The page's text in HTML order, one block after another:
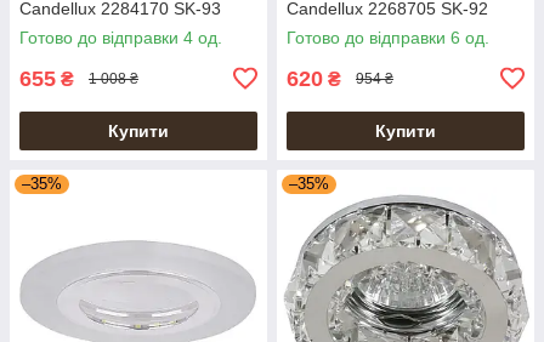
Candellux 2284170 SK-93
Готово до відправки 4 од.
655 ₴ 1 008 ₴
Купити
Candellux 2268705 SK-92
Готово до відправки 6 од.
620 ₴ 954 ₴
Купити
–35% –35%